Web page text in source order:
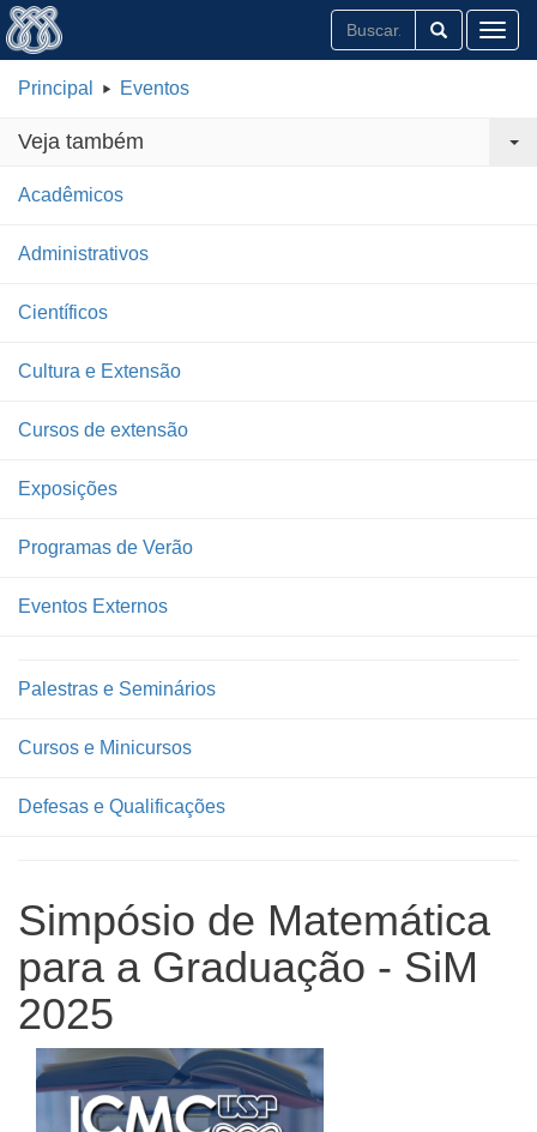
Principal Eventos
Veja também
Acadêmicos
Administrativos
Científicos
Cultura e Extensão
Cursos de extensão
Exposições
Programas de Verão
Eventos Externos
Palestras e Seminários
Cursos e Minicursos
Defesas e Qualificações
Simpósio de Matemática
para a Graduação - SiM
2025